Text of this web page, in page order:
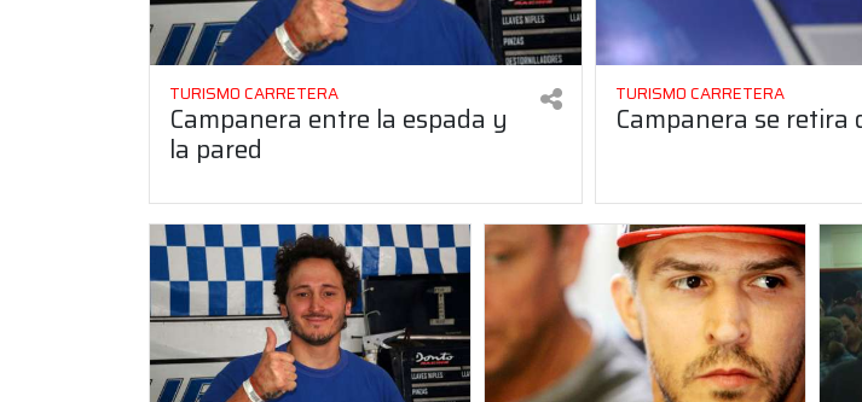
TURISMO CARRETERA
Campanera entre la espada y
la pared
TURISMO CARRETERA
Campanera se retira